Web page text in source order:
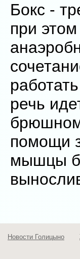
Бокс -
при
речь
помощи
мышцы
Новости Голицыно